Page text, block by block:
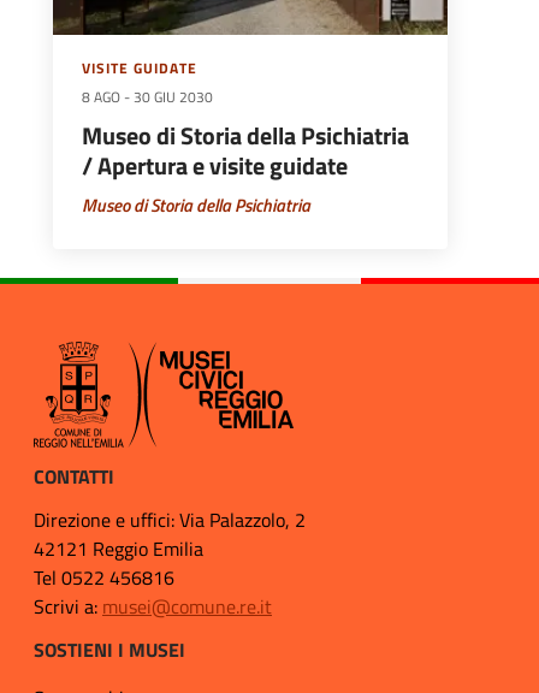
VISITE GUIDATE
8 AGO -30 GIU 2030
Museo di Storia della Psichiatria
/ Apertura e visite guidate
Museo di Storia della Psichiatria
CONTATTI
Direzione e uffici: Via Palazzolo, 2
42121 Reggio Emilia
Tel 0522 456816
Scrivi a: musei@comune.re.it
SOSTIENI I MUSEI